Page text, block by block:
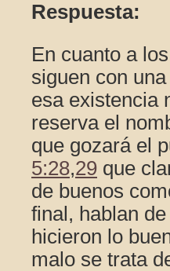
Respuesta:
En cuanto a
siguen con
esa existencia
reserva el
que gozará el
5:28,29 que
de buenos
final, hablan
hicieron lo
malo se trata